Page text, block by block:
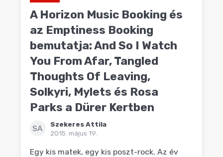
A Horizon Music Booking és
az Emptiness Booking
bemutatja: And So I Watch
You From Afar, Tangled
Thoughts Of Leaving,
Solkyri, Mylets és Rosa
Parks a Dürer Kertben
SA
Szekeres Attila
2015. május 19.
Egy kis matek, egy kis poszt-rock. Az év